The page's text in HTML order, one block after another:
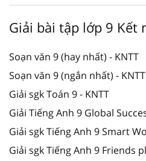
Giải bài tập lớp 9
Soạn văn 9 (hay nhất) - KNTT
Soạn văn 9 (ngắn nhất) - KNTT
Giải sgk Toán 9 - KNTT
Giải Tiếng Anh 9 Global
Giải sgk Tiếng Anh 9 Smart
Giải sgk Tiếng Anh 9 Friends